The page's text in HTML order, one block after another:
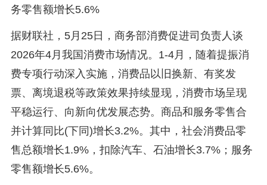
务零售额增长5.6%
据财联社，5月25日，商务部消费促进司负责人谈
2026年4月我国消费市场情况。1-4月，随着提振消
费专项行动深入实施，消费品以旧换新、有奖发
票、离境退税等政策效果持续显现，消费市场呈现
平稳运行、向新向优发展态势。商品和服务零售合
并计算同比(下同)增长3.2%。其中，社会消费品零
售总额增长1.9%，扣除汽车、石油增长3.7%；服务
零售额增长5.6%。